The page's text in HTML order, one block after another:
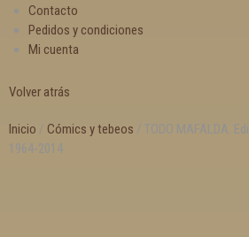
Contacto
Pedidos y condiciones
Mi cuenta
Volver atrás
Inicio / Cómics y tebeos / TODO MAFALDA.
1964-2014